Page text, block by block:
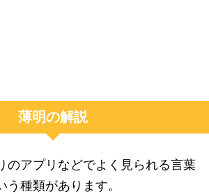
薄明の解説
のアプリなどでよく見られる言葉
種類があります。